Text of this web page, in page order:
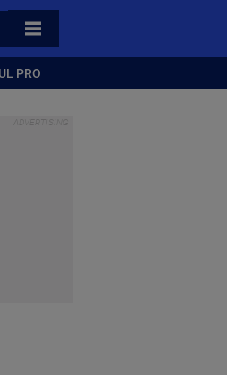
TOATE CATEGORIILE
PRO